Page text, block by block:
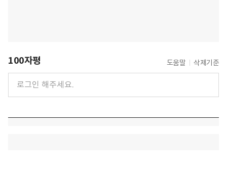
100자평 도움말 삭제기준